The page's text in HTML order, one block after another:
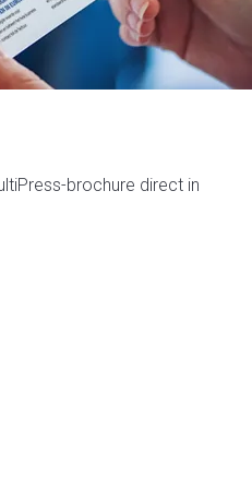
brochure direct in